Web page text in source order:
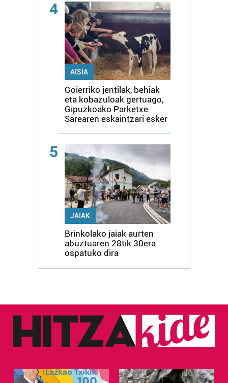
4
AISIA
Goierriko jentilak, behiak
eta kobazuloak gertuago,
Gipuzkoako Parketxe
Sarearen eskaintzari esker
5
JAIAK
Brinkolako jaiak aurten
abuztuaren 28tik 30era
ospatuko dira